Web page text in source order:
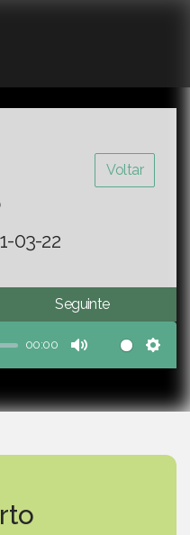
Voltar
03-22
Seguinte
00:00
Mute